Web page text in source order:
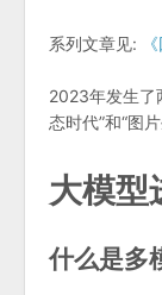
系列文章见:
2023年发生了
态时代”和“图
大模型
什么是多